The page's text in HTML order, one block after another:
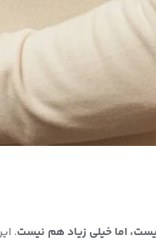
اما خیلی زیاد هم نیست.